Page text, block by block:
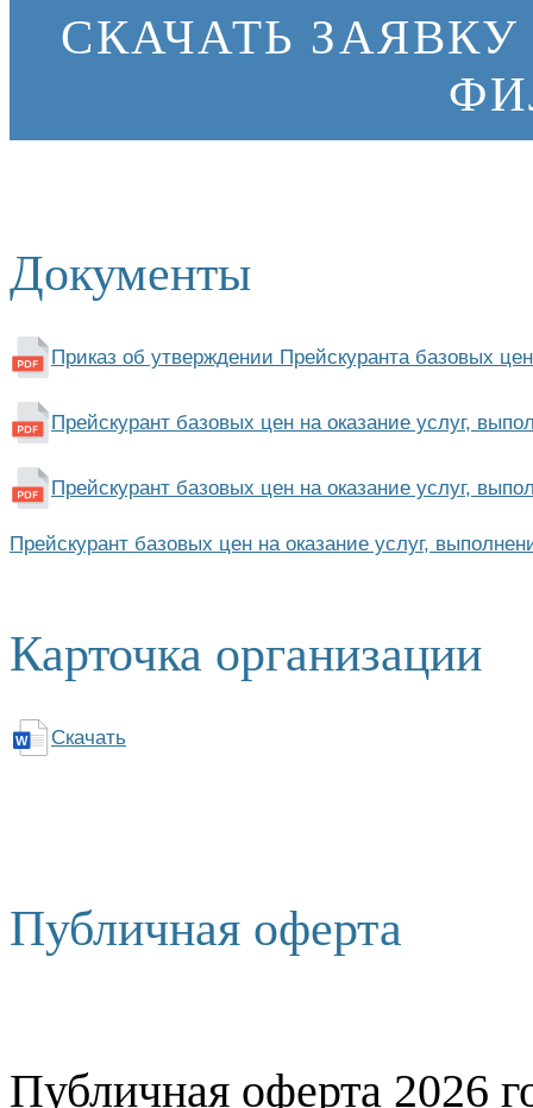
СКАЧАТЬ
Документы
Приказ об утверждении Прейскуранта базовых
Прейскурант базовых цен на оказание услуг,
Прейскурант базовых цен на оказание услуг,
Прейскурант базовых цен на оказание услуг,
Карточка организации
Скачать
Публичная оферта
Публичная оферта 2026